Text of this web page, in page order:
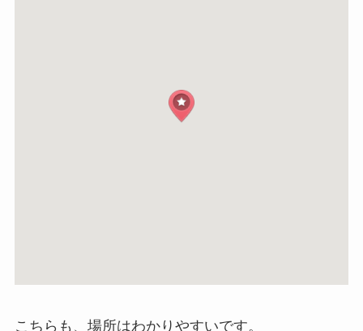
こちらも、場所はわかりやすいです。